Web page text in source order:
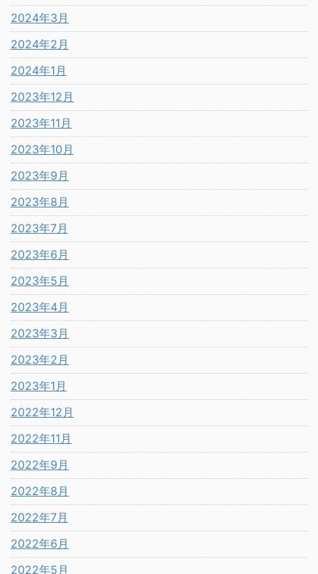
2024年3月
2024年2月
2024年1月
2023年12月
2023年11月
2023年10月
2023年9月
2023年8月
2023年7月
2023年6月
2023年5月
2023年4月
2023年3月
2023年2月
2023年1月
2022年12月
2022年11月
2022年9月
2022年8月
2022年7月
2022年6月
2022年5月